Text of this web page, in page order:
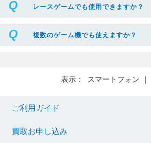
レースゲームでも使用できますか？
複数のゲーム機でも使えますか？
表示： スマートフォン ｜
ご利用ガイド
買取お申し込み